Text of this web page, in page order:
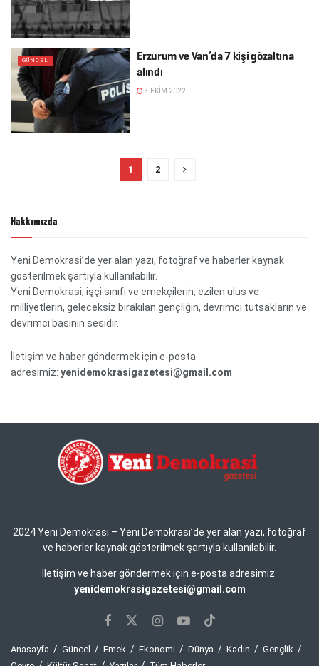
GÜNCEL
Erzurum ve Van’da 7 kişi gözaltına
alındı
3 EKIM 2022
1 2
Hakkımızda
Yeni Demokrasi’de yer alan yazı, fotoğraf ve haberler kaynak
gösterilmek şartıyla kullanılabilir.
Yeni Demokrasi; işçi sınıfı ve emekçilerin, ezilen ulus ve
milliyetlerin, geleceksiz bırakılan gençliğin, devrimci tutsakların ve
devrimci basının sesidir.
İletişim ve haber göndermek için e-posta
adresimiz: yenidemokrasigazetesi@gmail.com
2024 Yeni Demokrasi – Yeni Demokrasi’de yer alan yazı, fotoğraf
ve haberler kaynak gösterilmek şartıyla kullanılabilir.
İletişim ve haber göndermek için e-posta adresimiz:
yenidemokrasigazetesi@gmail.com
Anasayfa Güncel Emek Ekonomi Dünya Kadın
Gençlik